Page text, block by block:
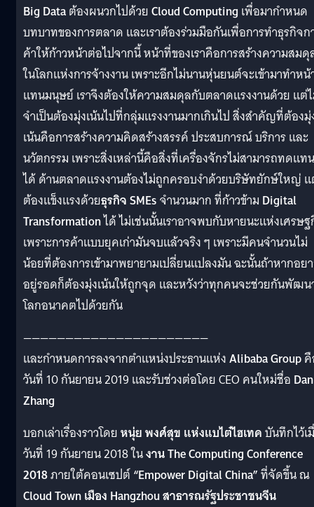
Big Dataต้องผนวกไปด้วยCloud Computing เพื่อมากำหนด
บทบาทของการตลาด และเราต้องร่วมมือกันเพื่อการทำธุรกิจก
ค้าให้ก้าวหน้าต่อไปจากนี้ หน้าที่ของเราคือการสร้างความสมดุ
ในโลกแห่งการจ้างงาน เพราะอีกไม่นานหุ่นยนต์จะเข้ามาทำห
แทนมนุษย์ เราจึงต้องให้ความสมดุลกับตลาดแรงงานด้วย แต่
จำเป็นต้องมุ่งเน้นไปที่กลุ่มแรงงานมากเกินไป สิ่งสำคัญที่ต้องมุ่
เน้นคือการสร้างความคิดสร้างสรรค์ ประสบการณ์ บริการ และ
นวัตกรรม เพราะสิ่งเหล่านี้คือสิ่งที่เครื่องจักรไม่สามารถทดแทน
ได้ ด้านตลาดแรงงานต้องไม่ถูกครอบงำด้วยบริษัทยักษ์ใหญ่
ต้องแข็งแรงด้วยธุรกิจ SMEsจำนวนมาก ที่ก้าวข้าม Digital
Transformationได้ ไม่เช่นนั้นเราอาจพบกับหายนะแห่งเศรษ
เพราะการค้าแบบยุคเก่ามันจบแล้วจริง ๆ เพราะมีคนจำนวนไม่
น้อยที่ต้องการเข้ามาพยายามเปลี่ยนแปลงมัน ฉะนั้นถ้าหากอย
อยู่รอดก็ต้องมุ่งเน้นให้ถูกจุด และหวังว่าทุกคนจะช่วยกันพัฒน
โลกอนาคตไปด้วยกัน
——————————————————————
และกำหนดการลงจากตำแหน่งประธานแห่งAlibaba Group
วันที่ 10 กันยายน 2019 และรับช่วงต่อโดย CEO คนใหม่ชื่อ
Zhang
บอกเล่าเรื่องราวโดยหนุ่ย พงศ์สุข แห่งแบไต๋ไฮเทคบันทึกไว้เ
วันที่ 19 กันยายน 2018 ในงานThe Computing Conference
2018ภายใต้คอนเซปต์“Empower Digital China”ที่จัดขึ้น ณ
Cloud Town เมือง Hangzhou สาธารณรัฐประชาชนจีน